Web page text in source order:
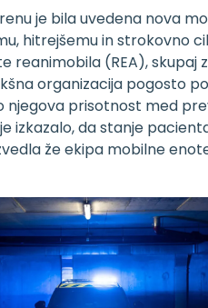
je bila uvedena nova
hitrejšemu in strokovno
reanimobila (REA), skupaj z
organizacija pogosto
njegova prisotnost med
izkazalo, da stanje
že ekipa mobilne